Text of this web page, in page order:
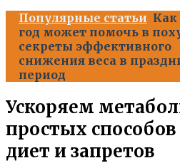
Популярные статьи
год может помочь в
секреты эффективного
снижения веса в
период
Ускоряем
простых способов
диет и запретов